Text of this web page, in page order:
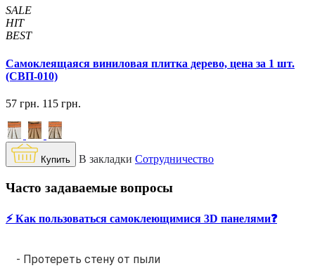
SALE
HIT
BEST
Самоклеящаяся виниловая плитка дерево, цена за 1 шт.
(СВП-010)
57 грн. 115 грн.
Купить В закладки Сотрудничество
Часто задаваемые вопросы
⚡️ Как пользоваться самоклеющимися 3D панелями❓
- Протереть стену от пыли